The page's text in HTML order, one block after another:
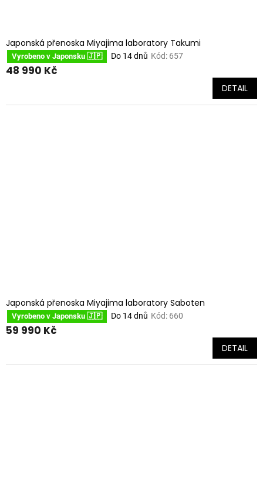
Japonská přenoska Miyajima laboratory Takumi
Vyrobeno v Japonsku 🇯🇵 Do 14 dnů Kód: 657
48 990 Kč
DETAIL
Japonská přenoska Miyajima laboratory Saboten
Vyrobeno v Japonsku 🇯🇵 Do 14 dnů Kód: 660
59 990 Kč
DETAIL